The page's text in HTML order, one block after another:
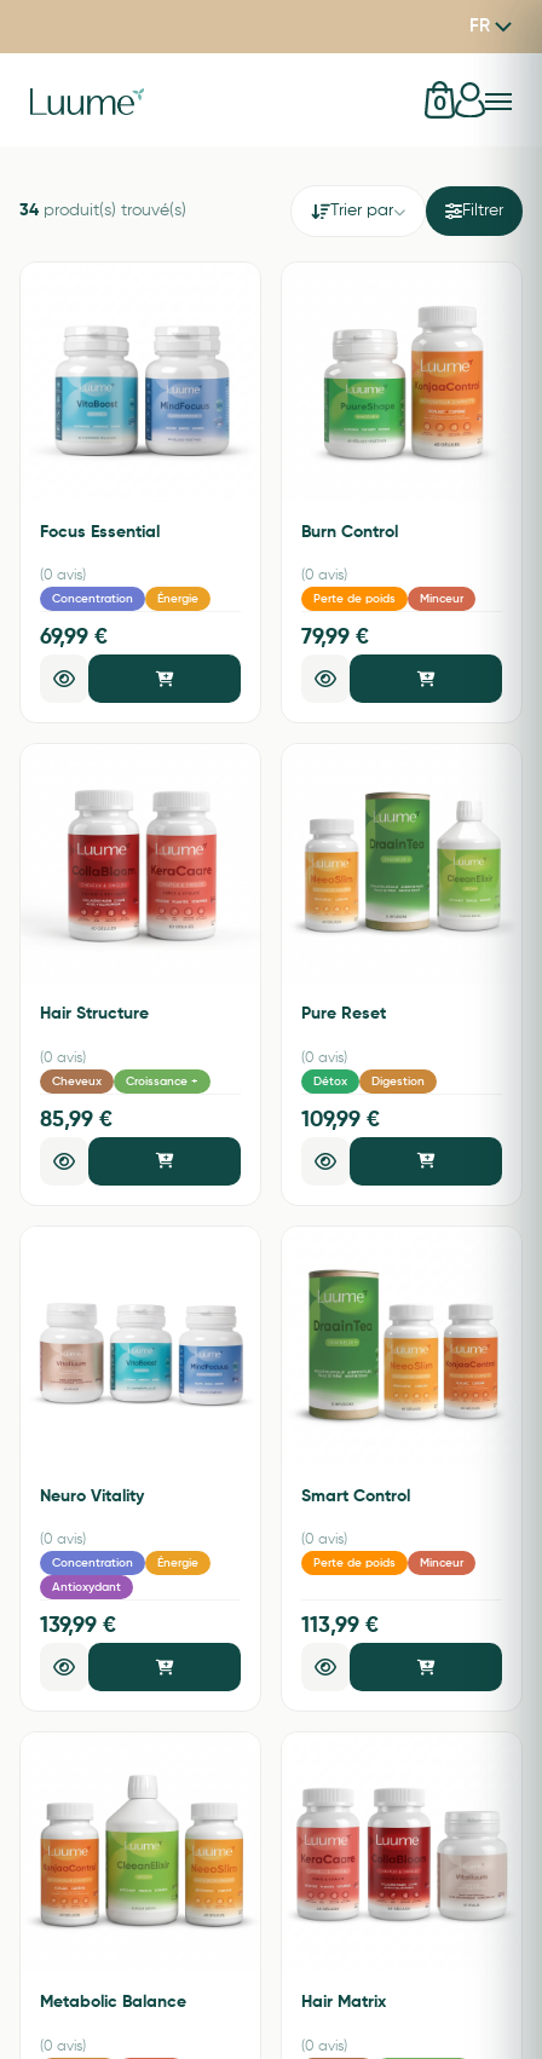
FR
0
34 produit(s) trouvé(s) Trier par Filtrer
Focus Essential
(0 avis)
Concentration Énergie
69,99 €
Burn Control
(0 avis)
Perte de poids Minceur
79,99 €
Hair Structure
(0 avis)
Cheveux Croissance +
85,99 €
Pure Reset
(0 avis)
Détox Digestion
109,99 €
Neuro Vitality
(0 avis)
Concentration
Énergie
Antioxydant
139,99 €
Smart Control
(0 avis)
Perte de poids Minceur
113,99 €
Metabolic Balance
(0 avis)
Hair Matrix
(0 avis)